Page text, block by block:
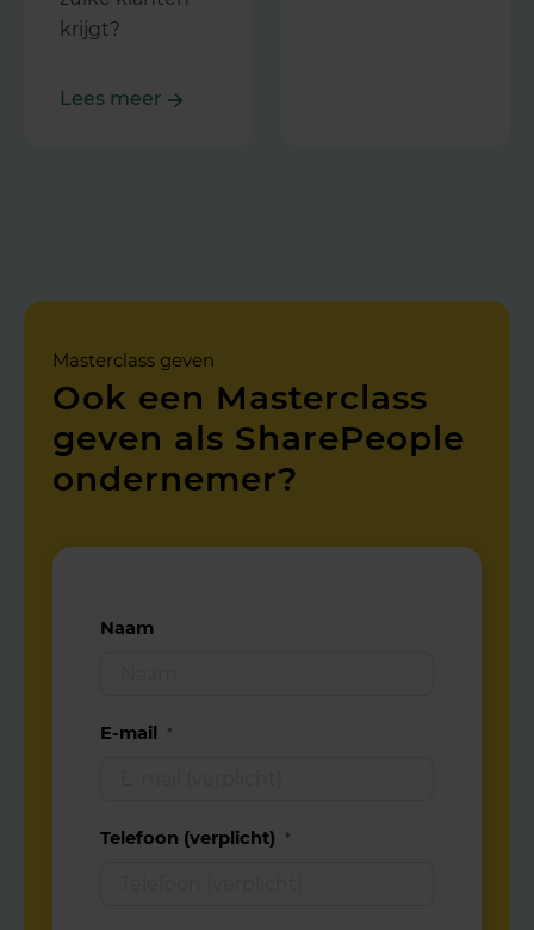
krijgt?
Lees meer
Masterclass geven
Ook een Masterclass
geven als SharePeople
ondernemer?
Naam
E-mail *
Telefoon (verplicht) *